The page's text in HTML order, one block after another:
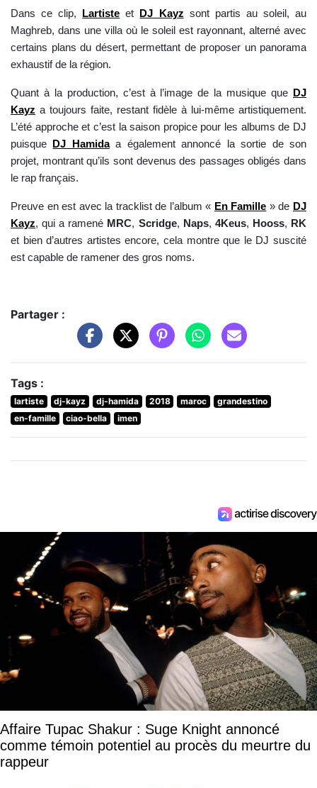
Dans ce clip, Lartiste et DJ Kayz sont partis au soleil, au
Maghreb, dans une villa où le soleil est rayonnant, alterné avec
certains plans du désert, permettant de proposer un panorama
exhaustif de la région.
Quant à la production, c’est à l’image de la musique que
DJ
Kayz a toujours faite, restant fidèle à lui-même artistiquement.
L’été approche et c’est la saison propice pour les albums de DJ
puisque
DJ Hamidaa également annoncé la sortie de son
projet, montrant qu’ils sont devenus des passages obligés dans
le rap français.
Preuve en est avec la tracklist de l’album « En Famille » de DJ
Kayz, qui a ramené MRC, Scridge, Naps, 4Keus, Hooss, RK
et bien d’autres artistes encore, cela montre que le DJ suscité
est capable de ramener des gros noms.
Partager :
Tags :
lartiste dj-kayz dj-hamida 2018 maroc
grandestino
en-famille
ciao-bella imen
Affaire Tupac Shakur : Suge Knight annoncé
comme témoin potentiel au procès du meurtre du
rappeur